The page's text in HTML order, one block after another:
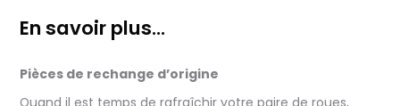
achats à domicile, mais il est encore plus gratifiant de vous
accueillir en magasin. Commandez en ligne et récupérez vos
Pensez à préciser le lieu de retrait lors de votre commande,
En savoir plus...
Pièces de rechange d’origine
Quand il est temps de rafraîchir votre paire de roues,